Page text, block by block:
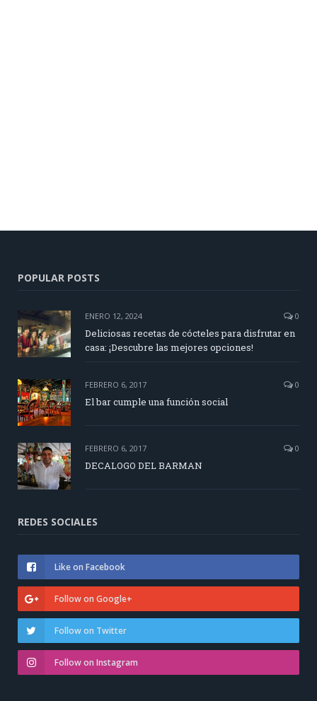
POPULAR POSTS
ENERO 12, 2024 0
Deliciosas recetas de cócteles para disfrutar en
casa: ¡Descubre las mejores opciones!
FEBRERO 6, 2017 0
El bar cumple una función social
FEBRERO 6, 2017 0
DECALOGO DEL BARMAN
REDES SOCIALES
Like on Facebook
Follow on Google+
Follow on Twitter
Follow on Instagram